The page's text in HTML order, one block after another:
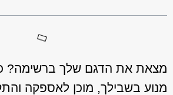
מצאת את הדגם שלך ברשימה?
מנוע בשבילך, מוכן לאספקה